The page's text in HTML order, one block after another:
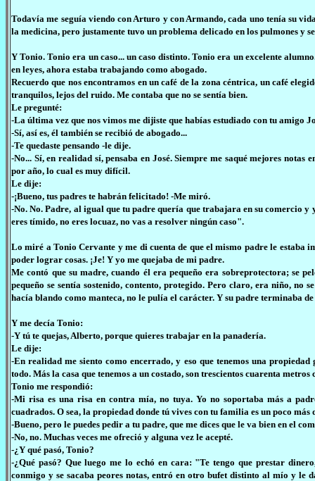
Todavía me seguía viendo con Arturo y con Armando, cada uno tenía su
la medicina, pero justamente tuvo un problema delicado en los pulmones y
Y Tonio. Tonio era un caso... un caso distinto. Tonio era un excelente
en leyes, ahora estaba trabajando como abogado.
Recuerdo que nos encontramos en un café de la zona céntrica, un café
tranquilos, lejos del ruido. Me contaba que no se sentía bien.
Le pregunté:
-La última vez que nos vimos me dijiste que habías estudiado con tu amigo
-Sí, así es, él también se recibió de abogado...
-Te quedaste pensando -le dije.
-No... Sí, en realidad sí, pensaba en José. Siempre me saqué mejores
por año, lo cual es muy difícil.
Le dije:
-¡Bueno, tus padres te habrán felicitado! -Me miró.
-No. No. Padre, al igual que tu padre quería que trabajara en su comercio
eres tímido, no eres locuaz, no vas a resolver ningún caso".
Lo miré a Tonio Cervante y me di cuenta de que el mismo padre le estaba
poder lograr cosas. ¡Je! Y yo me quejaba de mi padre.
Me contó que su madre, cuando él era pequeño era sobreprotectora; se
pequeño se sentía sostenido, contento, protegido. Pero claro, era niño, no
hacía blando como manteca, no le pulía el carácter. Y su padre terminaba
Y me decía Tonio:
-Y tú te quejas, Alberto, porque quieres trabajar en la panadería.
Le dije:
-En realidad me siento como encerrado, y eso que tenemos una
todo. Más la casa que tenemos a un costado, son trescientos cuarenta metros
Tonio me respondió:
-Mi risa es una risa en contra mía, no tuya. Yo no soportaba más a
cuadrados. O sea, la propiedad donde tú vives con tu familia es un poco
-Bueno, pero le puedes pedir a tu padre, que me dices que le va bien en el
-No, no. Muchas veces me ofreció y alguna vez le acepté.
-¿Y qué pasó, Tonio?
-¿Qué pasó? Que luego me lo echó en cara: "Te tengo que prestar
conmigo y se sacaba peores notas, entró en otro bufet distinto al mío y le